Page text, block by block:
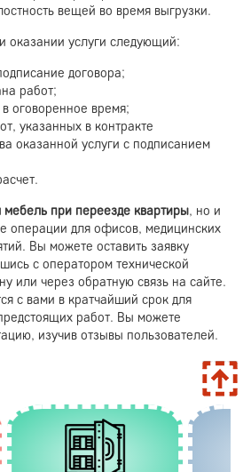
вещей во время выгрузки.
оказании услуги следующий:
договора;
работ;
оговоренное время;
указанных в контракте
оказанной услуги с подписанием
мебель при переезде квартиры, но и
операции для офисов, медицинских
Вы можете оставить заявку
с оператором технической
или через обратную связь на сайте.
с вами в кратчайший срок для
работ. Вы можете
изучив отзывы пользователей.